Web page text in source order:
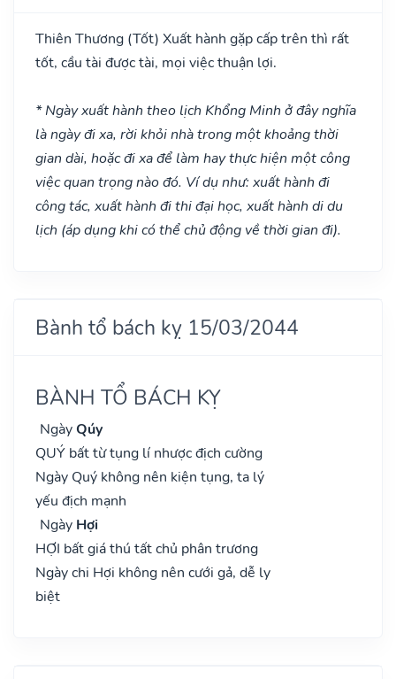
Thiên Thương (Tốt) Xuất hành gặp cấp trên thì rất
tốt, cầu tài được tài, mọi việc thuận lợi.
* Ngày xuất hành theo lịch Khổng Minh ở đây nghĩa
là ngày đi xa, rời khỏi nhà trong một khoảng thời
gian dài, hoặc đi xa để làm hay thực hiện một công
việc quan trọng nào đó. Ví dụ như: xuất hành đi
công tác, xuất hành đi thi đại học, xuất hành di du
lịch (áp dụng khi có thể chủ động về thời gian đi).
Bành tổ bách kỵ 15/03/2044
BÀNH TỔ BÁCH KỴ
NgàyQúy
QUÝ bất từ tụng lí nhược địch cường
Ngày Quý không nên kiện tụng, ta lý
yếu địch mạnh
Ngày Hợi
HỢI bất giá thú tất chủ phân trương
Ngày chi Hợi không nên cưới gả, dễ ly
biệt